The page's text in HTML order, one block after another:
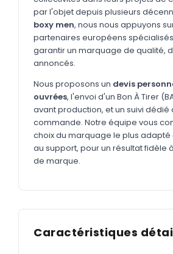
Technologie
Vêtements
Outils & porte-clés
Cuisine
par l'objet depuis plusieurs
boxy men, nous nous appuyons
partenaires européens
garantir un marquage de qualité,
annoncés.
Nous proposons un devis
ouvrées, l'envoi d'un Bon À Tirer
avant production, et un suivi dédié
commande. Notre équipe vous
choix du marquage le plus adapté
au support, pour un résultat fidèle
de marque.
Caractéristiques